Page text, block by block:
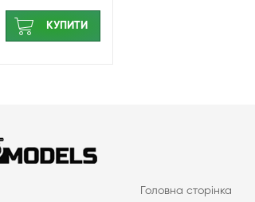
КУПИТИ
Головна сторінка